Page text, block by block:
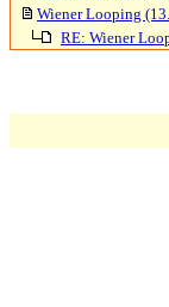
Wiener Looping
RE: Wiener